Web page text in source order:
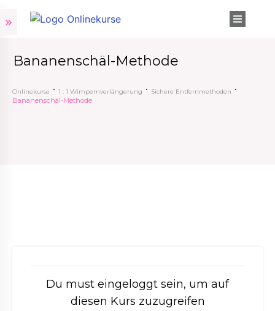
Bananenschäl-Methode
Onlinekurse 1 : 1 Wimpernverlängerung Sichere Entfernmethoden
Bananenschäl-Methode
Du must eingeloggt sein, um auf
diesen Kurs zuzugreifen